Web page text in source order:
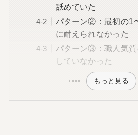
舐めていた
パターン②：最初の1
に耐えられなかった
パターン③：職人気質
していなかった
もっと見る